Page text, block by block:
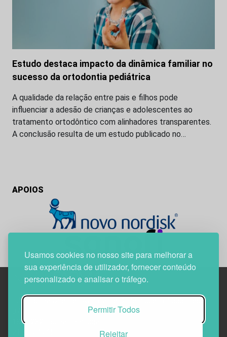
Usamos cookies no nosso site para melhorar a
sua experiência de utilizador, fornecer conteúdo
personalizado e analisar o tráfego.
Permitir Todos
Rejeitar
Estudo destaca impacto da dinâmica familiar no
sucesso da ortodontia pediátrica
A qualidade da relação entre pais e filhos pode
influenciar a adesão de crianças e adolescentes ao
tratamento ortodôntico com alinhadores transparentes.
A conclusão resulta de um estudo publicado no…
APOIOS
Edif. Lisboa Oriente | Av. Infante D. Henrique, n.º 333H, esc.
1800-282 Lisboa | Portugal